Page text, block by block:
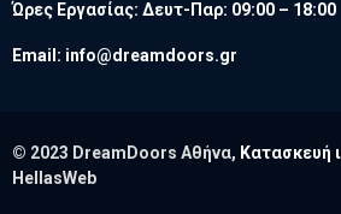
Ώρες Εργασίας: Δευτ-Παρ: 09:00 – 18:00
Email: info@dreamdoors.gr
© 2023 DreamDoors Αθήνα, Κατασκευή
HellasWeb